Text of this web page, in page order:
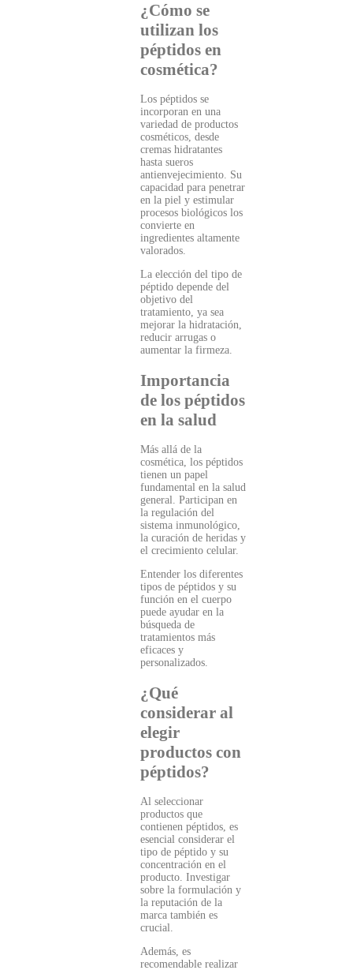
¿Cómo se
utilizan los
péptidos en
cosmética?
Los péptidos se
incorporan en una
variedad de productos
cosméticos, desde
cremas hidratantes
hasta sueros
antienvejecimiento. Su
capacidad para penetrar
en la piel y estimular
procesos biológicos los
convierte en
ingredientes altamente
valorados.
La elección del tipo de
péptido depende del
objetivo del
tratamiento, ya sea
mejorar la hidratación,
reducir arrugas o
aumentar la firmeza.
Importancia
de los péptidos
en la salud
Más allá de la
cosmética, los péptidos
tienen un papel
fundamental en la salud
general. Participan en
la regulación del
sistema inmunológico,
la curación de heridas y
el crecimiento celular.
Entender los diferentes
tipos de péptidos y su
función en el cuerpo
puede ayudar en la
búsqueda de
tratamientos más
eficaces y
personalizados.
¿Qué
considerar al
elegir
productos con
péptidos?
Al seleccionar
productos que
contienen péptidos, es
esencial considerar el
tipo de péptido y su
concentración en el
producto. Investigar
sobre la formulación y
la reputación de la
marca también es
crucial.
Además, es
recomendable realizar